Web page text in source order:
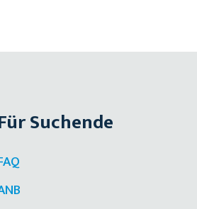
Suchende